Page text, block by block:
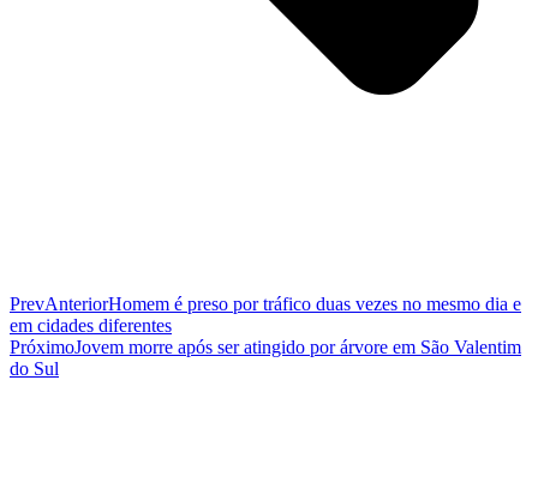
PrevAnteriorHomem é preso por tráfico duas vezes no mesmo dia e
em cidades diferentes
PróximoJovem morre após ser atingido por árvore em São Valentim
do Sul